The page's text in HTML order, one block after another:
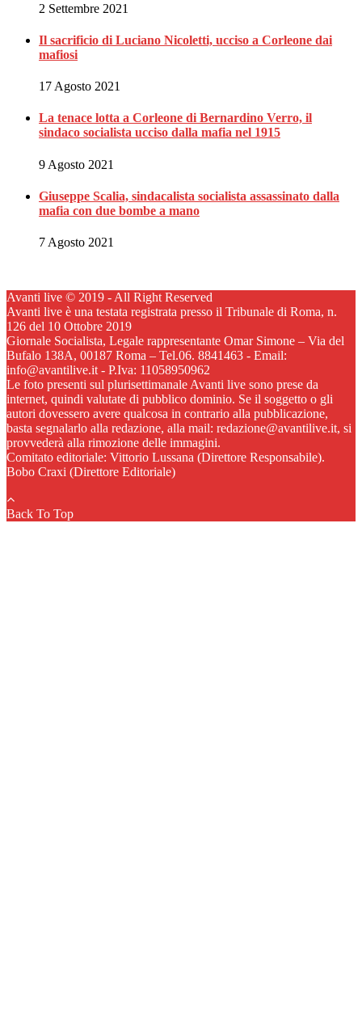
2 Settembre 2021
Il sacrificio di Luciano Nicoletti, ucciso a Corleone dai
mafiosi
17 Agosto 2021
La tenace lotta a Corleone di Bernardino Verro, il
sindaco socialista ucciso dalla mafia nel 1915
9 Agosto 2021
Giuseppe Scalia, sindacalista socialista assassinato dalla
mafia con due bombe a mano
7 Agosto 2021
Avanti live © 2019 - All Right Reserved
Avanti live è una testata registrata presso il Tribunale di Roma, n.
126 del 10 Ottobre 2019
Giornale Socialista, Legale rappresentante Omar Simone – Via del
Bufalo 138A, 00187 Roma – Tel.06. 8841463 - Email:
info@avantilive.it - P.Iva: 11058950962
Le foto presenti sul plurisettimanale Avanti live sono prese da
internet, quindi valutate di pubblico dominio. Se il soggetto o gli
autori dovessero avere qualcosa in contrario alla pubblicazione,
basta segnalarlo alla redazione, alla mail: redazione@avantilive.it, si
provvederà alla rimozione delle immagini.
Comitato editoriale: Vittorio Lussana (Direttore Responsabile).
Bobo Craxi (Direttore Editoriale)
Back To Top